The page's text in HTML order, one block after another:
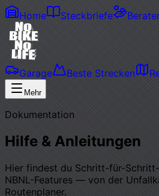
Home Steckbriefe
Garage Beste Strecken
Mehr
Dokumentation
Hilfe & Anleitungen
Hier findest du Schritt-für-
NBNL-Features — von der
Routenplaner.